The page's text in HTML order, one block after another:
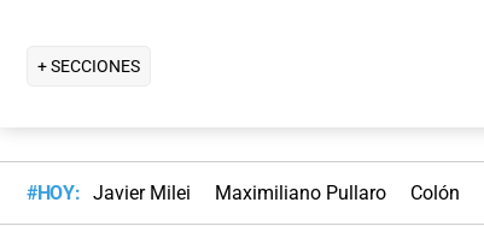
+ SECCIONES
#HOY: Javier Milei Maximiliano Pullaro Colón